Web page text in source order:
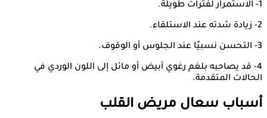
1- الاستمرار لفترات طويلة.
2- زيادة شدته عند الاستلقاء.
3- التحسن نسبيًا عند الجلوس أو الوقوف.
4- قد يصاحبه بلغم رغوي أبيض أو مائل إلى اللون الوردي في
الحالات المتقدمة.
أسباب سعال مريض القلب